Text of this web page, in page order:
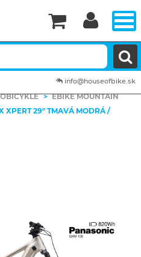
> EBIKE MOUNTAIN
XPERT 29" TMAVÁ MODRÁ /


info@houseofbike.sk